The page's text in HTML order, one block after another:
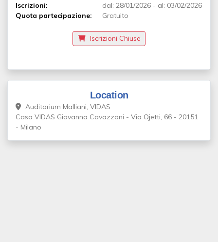
Iscrizioni:
dal: 28/01/2026 - al: 03/02/2026
Quota partecipazione:
Gratuito
Iscrizioni Chiuse
Location
Auditorium Malliani, VIDAS
Casa VIDAS Giovanna Cavazzoni - Via Ojetti, 66 - 20151
- Milano